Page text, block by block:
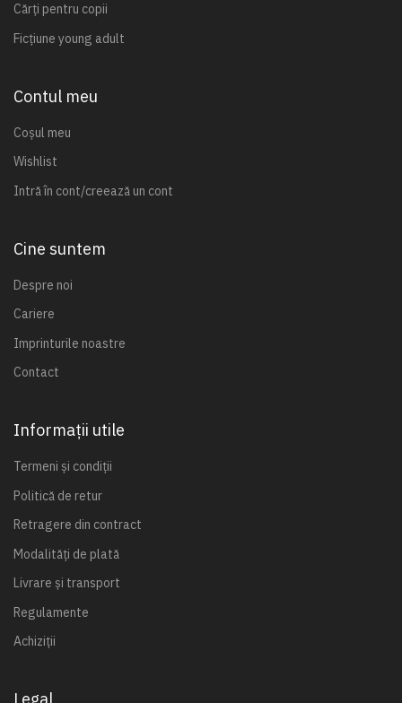
Cărți pentru copii
Ficțiune young adult
Contul meu
Coșul meu
Wishlist
Intră în cont/creează un cont
Cine suntem
Despre noi
Cariere
Imprinturile noastre
Contact
Informații utile
Termeni și condiții
Politică de retur
Retragere din contract
Modalități de plată
Livrare și transport
Regulamente
Achiziții